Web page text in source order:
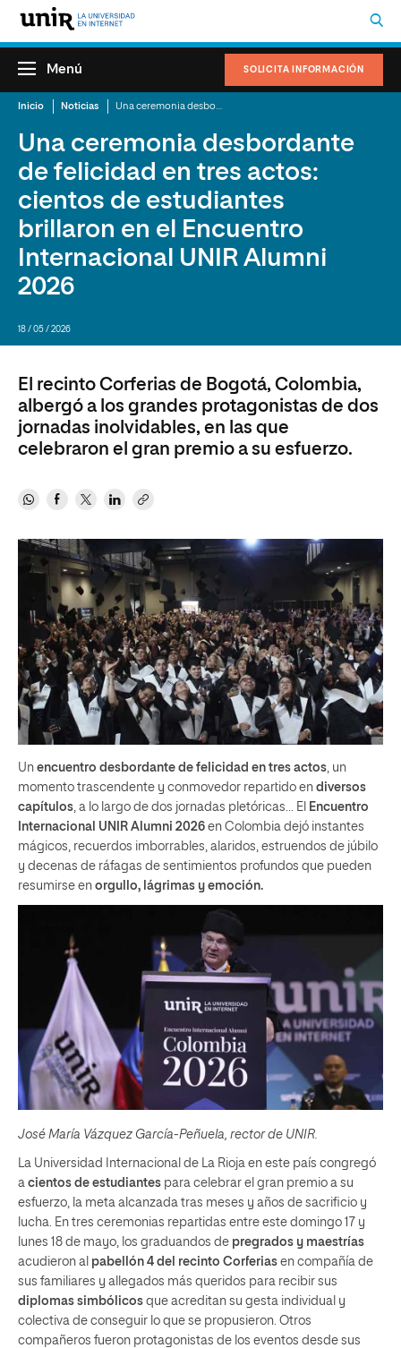
SOLICITA INFORMACIÓN
Menú
Inicio Noticias
Una ceremonia desbordante
de felicidad en tres actos:
cientos de estudiantes
brillaron en el Encuentro
Internacional UNIR Alumni
2026
18 / 05 / 2026
El recinto Corferias de Bogotá, Colombia,
albergó a los grandes protagonistas de dos
jornadas inolvidables, en las que
celebraron el gran premio a su esfuerzo.
Un encuentro desbordante de felicidad en tres actos , un
momento trascendente y conmovedor repartido en diversos
capítulos , a lo largo de dos jornadas pletóricas… El
Encuentro
Internacional UNIR Alumni 2026 en Colombia dejó instantes
mágicos, recuerdos imborrables, alaridos, estruendos de júbilo
y decenas de ráfagas de sentimientos profundos que pueden
resumirse en orgullo, lágrimas y emoción.
José María Vázquez García-Peñuela, rector de UNIR.
La Universidad Internacional de La Rioja en este país congregó
a cientos de estudiantes para celebrar el gran premio a su
esfuerzo, la meta alcanzada tras meses y años de sacrificio y
lucha. En tres ceremonias repartidas entre este domingo 17 y
lunes 18 de mayo, los graduandos de pregrados y maestrías
acudieron al pabellón 4 del recinto Corferias en compañía de
sus familiares y allegados más queridos para recibir sus
diplomas simbólicos que acreditan su gesta individual y
colectiva de conseguir lo que se propusieron. Otros
compañeros fueron protagonistas de los eventos desde sus